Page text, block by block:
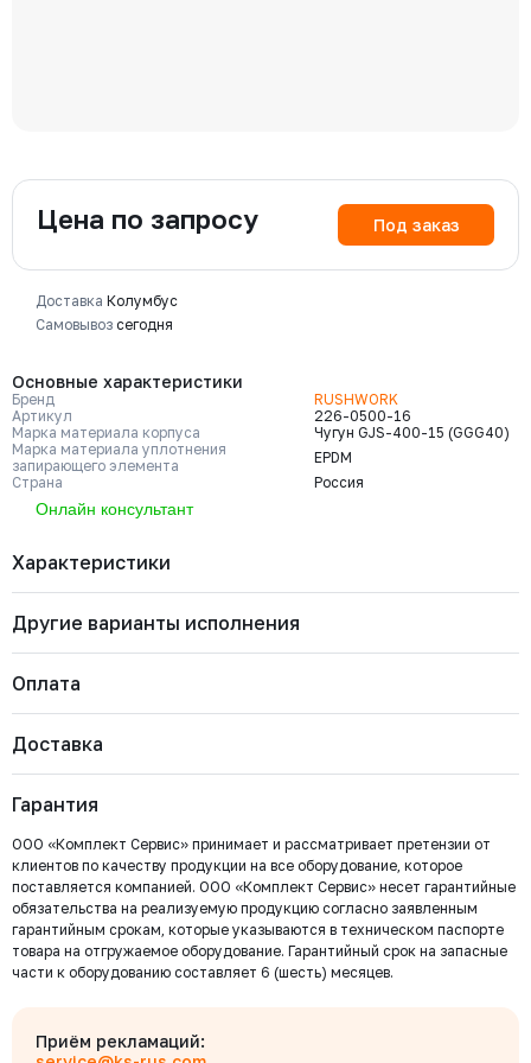
Основные характеристики
Бренд
RUSHWORK
Артикул
226-0500-16
Марка материала корпуса
Чугун GJS-400-15 (GGG40)
Марка материала уплотнения
запирающего элемента
EPDM
Страна
Россия
Онлайн консультант
Цена по запросу Под заказ
Доставка Колумбус
Самовывоз сегодня
Характеристики
Бренд
Артикул
226-0500-16
Марка материала уплотнения
Тип присоединения
Другие варианты исполнения
Наличие
Нет
Цена с НДС
0 ₽
226-0600-16
Нет
Цена с НДС
782 594 ₽ Под заказ
226-0450-16
Оплата
Важно: Отгрузка товара производится после 100%
оплаты и зачисления средств на расчетный счет
ООО «Комплект Сервис».
Безналичный расчёт
Мы выставляем счёт на оплату, который можно оплатить в
любом банке
Для юридических лиц
Оплата производится по выставленному Счету, с указанием его № в
Доставка
Гарантия
ООО «Комплект Сервис» принимает и рассматривает претензии от
клиентов по качеству продукции на все оборудование, которое
поставляется компанией. ООО «Комплект Сервис» несет гарантийные
обязательства на реализуемую продукцию согласно заявленным
гарантийным срокам, которые указываются в техническом паспорте
товара на отгружаемое оборудование. Гарантийный срок на запасные
части к оборудованию составляет 6 (шесть) месяцев.
Приём рекламаций: